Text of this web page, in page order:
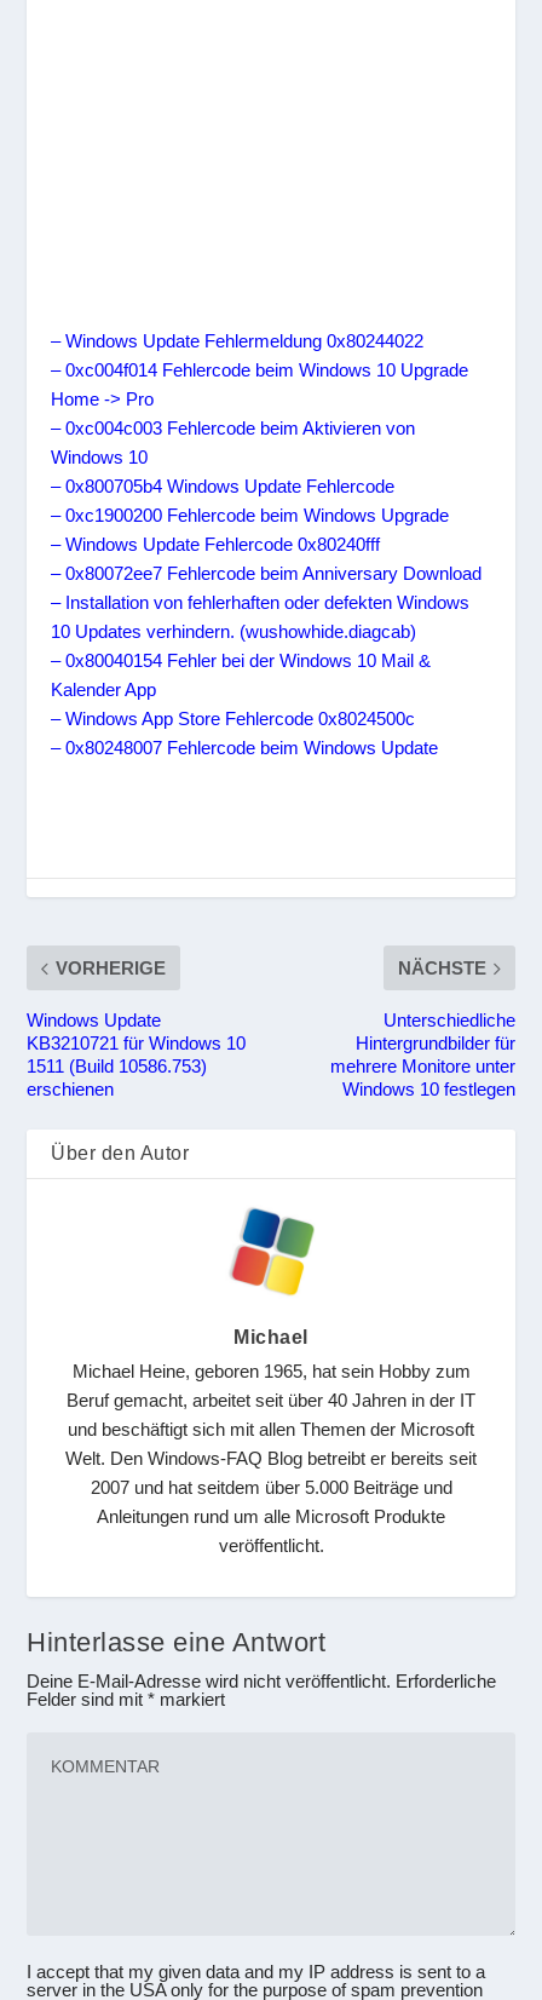
– Windows Update Fehlermeldung 0x80244022
– 0xc004f014 Fehlercode beim Windows 10 Upgrade
Home -> Pro
– 0xc004c003 Fehlercode beim Aktivieren von
Windows 10
– 0x800705b4 Windows Update Fehlercode
– 0xc1900200 Fehlercode beim Windows Upgrade
– Windows Update Fehlercode 0x80240fff
– 0x80072ee7 Fehlercode beim Anniversary Download
– Installation von fehlerhaften oder defekten Windows
10 Updates verhindern. (wushowhide.diagcab)
– 0x80040154 Fehler bei der Windows 10 Mail &
Kalender App
– Windows App Store Fehlercode 0x8024500c
– 0x80248007 Fehlercode beim Windows Update
VORHERIGE
Windows Update
KB3210721 für Windows 10
1511 (Build 10586.753)
erschienen
NÄCHSTE
Unterschiedliche
Hintergrundbilder für
mehrere Monitore unter
Windows 10 festlegen
Über den Autor
Michael
Michael Heine, geboren 1965, hat sein Hobby zum
Beruf gemacht, arbeitet seit über 40 Jahren in der IT
und beschäftigt sich mit allen Themen der Microsoft
Welt. Den Windows-FAQ Blog betreibt er bereits seit
2007 und hat seitdem über 5.000 Beiträge und
Anleitungen rund um alle Microsoft Produkte
veröffentlicht.
Hinterlasse eine Antwort
Deine E-Mail-Adresse wird nicht veröffentlicht. Erforderliche
Felder sind mit* markiert
I accept that my given data and my IP address is sent to a
server in the USA only for the purpose of spam prevention